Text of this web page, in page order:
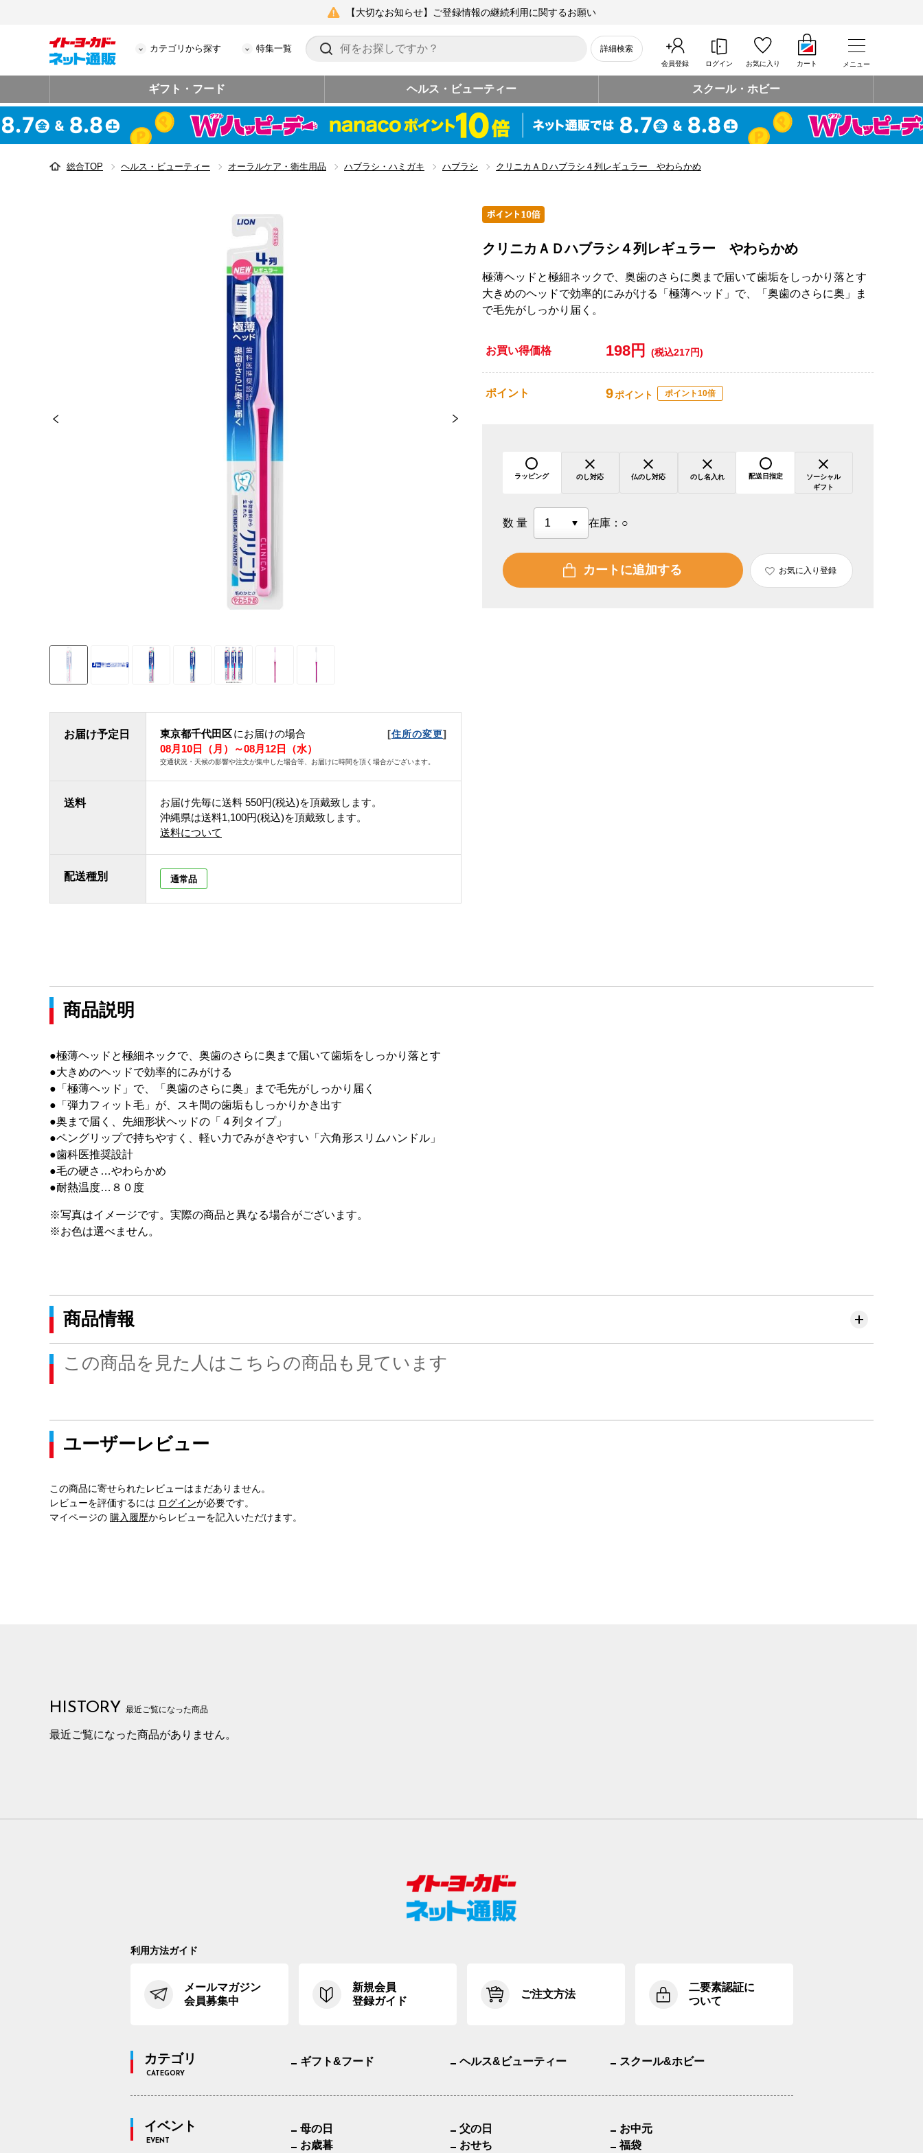
【大切なお知らせ】ご登録情報の継続利用に関するお願い
カテゴリから探す 特集一覧 詳細検索
会員登録 ログイン お気に入り カート メニュー
ギフト・フード ヘルス・ビューティー スクール・ホビー
総合TOP ヘルス・ビューティー オーラルケア・衛生用品 ハブラシ・ハミガキ ハブラシ クリニカＡＤハブラシ４列レギュラー やわらかめ
お届け予定日 東京都千代田区にお届けの場合 [住所の変更]
08月10日（月）～08月12日（水）
交通状況・天候の影響や注文が集中した場合等、お届けに時間を頂く場合がございます。
送料 お届け先毎に送料 550円(税込)を頂戴致します。
沖縄県は送料1,100円(税込)を頂戴致します。
送料について
配送種別 通常品
クリニカＡＤハブラシ４列レギュラー やわらかめ
極薄ヘッドと極細ネックで、奥歯のさらに奥まで届いて歯垢をしっかり落とす
大きめのヘッドで効率的にみがける「極薄ヘッド」で、「奥歯のさらに奥」ま
で毛先がしっかり届く。
お買い得価格 198円 (税込217円)
ポイント 9ポイント ポイント10倍
ラッピング のし対応 仏のし対応 のし名入れ 配送日指定
ソーシャル
ギフト
数量 在庫： ○
カートに追加する お気に入り登録
商品説明
●極薄ヘッドと極細ネックで、奥歯のさらに奥まで届いて歯垢をしっかり落とす
●大きめのヘッドで効率的にみがける
●「極薄ヘッド」で、「奥歯のさらに奥」まで毛先がしっかり届く
●「弾力フィット毛」が、スキ間の歯垢もしっかりかき出す
●奥まで届く、先細形状ヘッドの「４列タイプ」
●ペングリップで持ちやすく、軽い力でみがきやすい「六角形スリムハンドル」
●歯科医推奨設計
●毛の硬さ…やわらかめ
●耐熱温度…８０度
※写真はイメージです。実際の商品と異なる場合がございます。
※お色は選べません。
商品情報
この商品を見た人はこちらの商品も見ています
ユーザーレビュー
この商品に寄せられたレビューはまだありません。
レビューを評価するには ログインが必要です。
マイページの 購入履歴からレビューを記入いただけます。
HISTORY 最近ご覧になった商品
最近ご覧になった商品がありません。
利用方法ガイド
メールマガジン
会員募集中
新規会員
登録ガイド
ご注文方法
二要素認証に
ついて
カテゴリ
CATEGORY
ギフト&フード ヘルス&ビューティー スクール&ホビー
イベント
EVENT
母の日 父の日
お中元
お歳暮
おせち 福袋